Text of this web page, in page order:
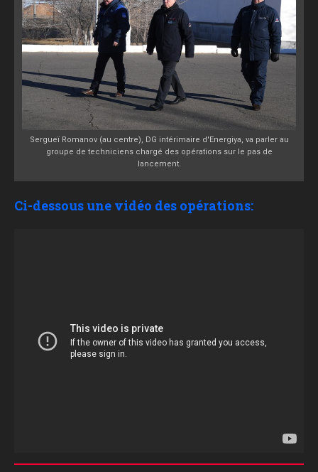
Sergueï Romanov (au centre), DG intérimaire d'Energiya, va parler au
groupe de techniciens chargé des opérations sur le pas de
lancement.
Ci-dessous une vidéo des opérations: